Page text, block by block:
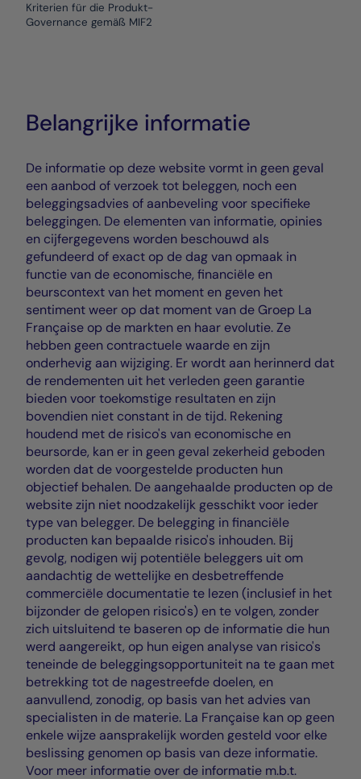
Kriterien für die Produkt-
Governance gemäß MIF2
Belangrijke informatie
De informatie op deze website vormt in geen geval
een aanbod of verzoek tot beleggen, noch een
beleggingsadvies of aanbeveling voor specifieke
beleggingen. De elementen van informatie, opinies
en cijfergegevens worden beschouwd als
gefundeerd of exact op de dag van opmaak in
functie van de economische, financiële en
beurscontext van het moment en geven het
sentiment weer op dat moment van de Groep La
Française op de markten en haar evolutie. Ze
hebben geen contractuele waarde en zijn
onderhevig aan wijziging. Er wordt aan herinnerd dat
de rendementen uit het verleden geen garantie
bieden voor toekomstige resultaten en zijn
bovendien niet constant in de tijd. Rekening
houdend met de risico's van economische en
beursorde, kan er in geen geval zekerheid geboden
worden dat de voorgestelde producten hun
objectief behalen. De aangehaalde producten op de
website zijn niet noodzakelijk gesschikt voor ieder
type van belegger. De belegging in financiële
producten kan bepaalde risico's inhouden. Bij
gevolg, nodigen wij potentiële beleggers uit om
aandachtig de wettelijke en desbetreffende
commerciële documentatie te lezen (inclusief in het
bijzonder de gelopen risico's) en te volgen, zonder
zich uitsluitend te baseren op de informatie die hun
werd aangereikt, op hun eigen analyse van risico's
teneinde de beleggingsopportuniteit na te gaan met
betrekking tot de nagestreefde doelen, en
aanvullend, zonodig, op basis van het advies van
specialisten in de materie. La Française kan op geen
enkele wijze aansprakelijk worden gesteld voor elke
beslissing genomen op basis van deze informatie.
Voor meer informatie over de informatie m.b.t.